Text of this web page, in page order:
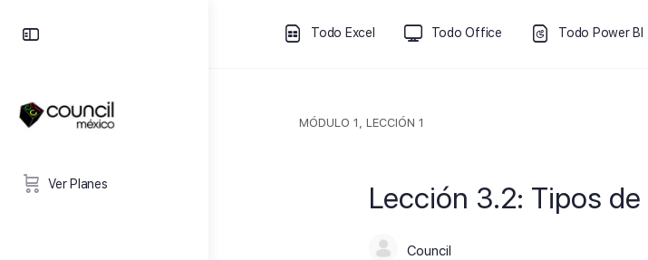
Ver Planes
Todo Excel Todo Office Todo Power BI
MÓDULO 1, LECCIÓN 1
Lección 3.2: Tipos
Council